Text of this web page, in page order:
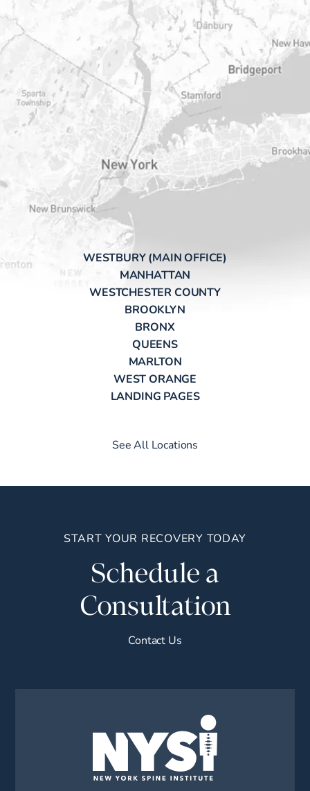
WESTBURY (MAIN OFFICE)
MANHATTAN
WESTCHESTER COUNTY
BROOKLYN
BRONX
QUEENS
MARLTON
WEST ORANGE
LANDING PAGES
See All Locations
START YOUR RECOVERY TODAY
Schedule a
Consultation
Contact Us